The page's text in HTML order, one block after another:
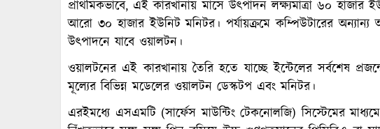
প্রাথমিকভাবে, এই কারখানায় মাসে উৎপাদন লক্ষ্যমাত্রা ৬০
আরো ৩০ হাজার ইউনিট মনিটর। পর্যায়ক্রমে কম্পিউটারের অন্যান্য
উৎপাদনে যাবে ওয়ালটন।
ওয়ালটনের এই কারখানায় তৈরি হতে যাচ্ছে ইন্টেলের সর্বশেষ
মূল্যের বিভিন্ন মডেলের ওয়ালটন ডেস্কটপ এবং মনিটর।
এরইমধ্যে এসএমটি (সার্ফেস মাউন্টিং টেকনোলজি) সিস্টেমের